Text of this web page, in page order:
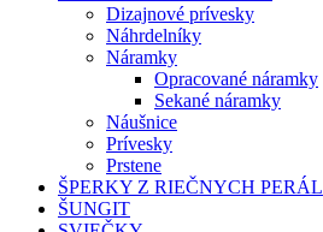
Dizajnové prívesky
Náhrdelníky
Náramky
Opracované náramky
Sekané náramky
Náušnice
Prívesky
Prstene
ŠPERKY Z RIEČNYCH PERÁL
ŠUNGIT